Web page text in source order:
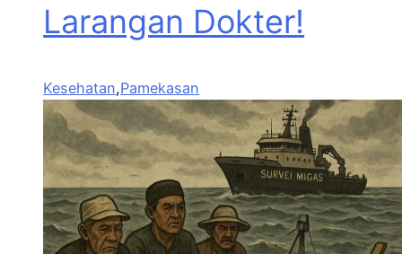
Larangan Dokter!
Kesehatan,Pamekasan